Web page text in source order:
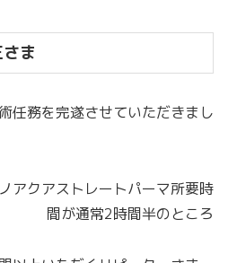
ま
任務を完遂させていただきまし
クアストレートパーマ所要時
間が通常2時間半のところ